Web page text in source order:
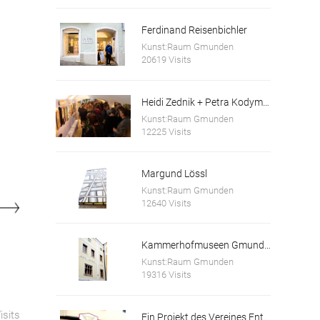
Ferdinand Reisenbichler
Kunst:Raum Gmunden
20619 Visits
Kunst:Raum Gmunden
12225 Visits
Margund Lössl
Kunst:Raum Gmunden
12640 Visits
Kammerhofmuseen Gmunden
Kunst:Raum Gmunden
19316 Visits